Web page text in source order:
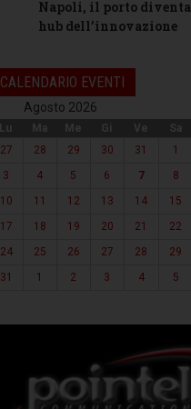
Napoli, il porto diventa
hub dell’innovazione
CALENDARIO EVENTI
Agosto 2026
Lu Ma Me Gi Ve Sa
27
28 29 30 31 1
3
4 5 6 7 8
10
11 12 13 14 15
17
18 19 20 21 22
24
25 26 27 28 29
31
1 2 3 4 5